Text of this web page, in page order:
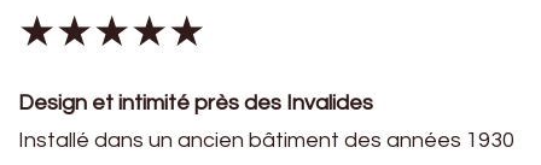
★★★★★
Design et intimité près des Invalides
Installé dans un ancien bâtiment des années 1930